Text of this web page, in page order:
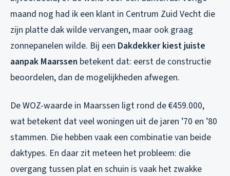
maand nog had ik een klant in Centrum Zuid Vecht die
zijn platte dak wilde vervangen, maar ook graag
zonnepanelen wilde. Bij een Dakdekker kiest juiste
aanpak Maarssen betekent dat: eerst de constructie
beoordelen, dan de mogelijkheden afwegen.
De WOZ-waarde in Maarssen ligt rond de €459.000,
wat betekent dat veel woningen uit de jaren ’70 en ’80
stammen. Die hebben vaak een combinatie van beide
daktypes. En daar zit meteen het probleem: die
overgang tussen plat en schuin is vaak het zwakke